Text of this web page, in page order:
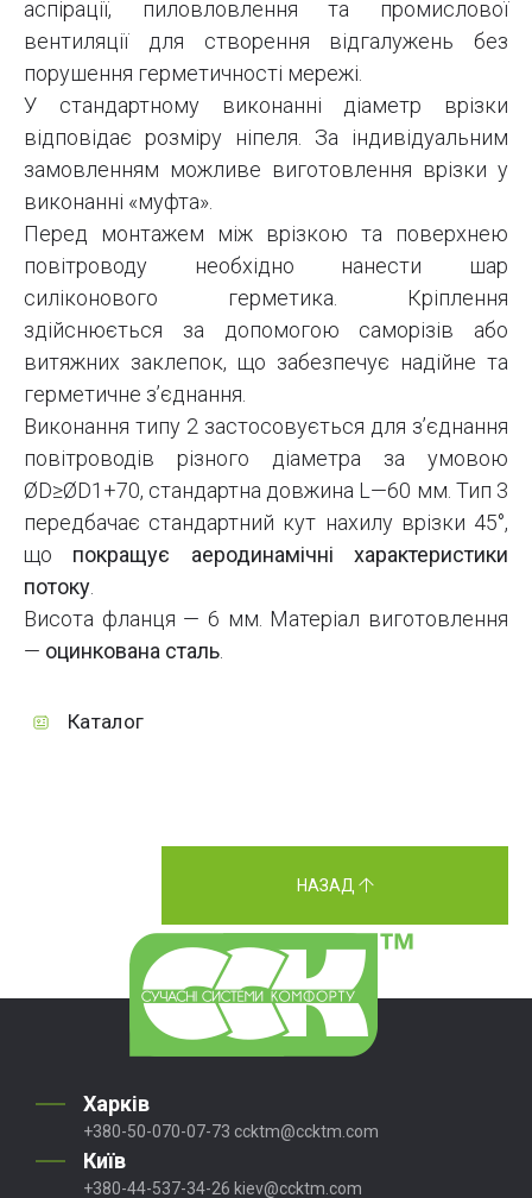
аспірації, пиловловлення та промислової
вентиляції для створення відгалужень без
порушення герметичності мережі.
У стандартному виконанні діаметр врізки
відповідає розміру ніпеля. За індивідуальним
замовленням можливе виготовлення врізки у
виконанні «муфта».
Перед монтажем між врізкою та поверхнею
повітроводу необхідно нанести шар
силіконового герметика. Кріплення
здійснюється за допомогою саморізів або
витяжних заклепок, що забезпечує надійне та
герметичне з’єднання.
Виконання типу 2 застосовується для з’єднання
повітроводів різного діаметра за умовою
ØD≥ØD1+70, стандартна довжина L—60 мм. Тип 3
передбачає стандартний кут нахилу врізки 45°,
що покращує аеродинамічні характеристики
потоку
Висота фланця — 6 мм. Матеріал виготовлення
— оцинкована сталь
Каталог
НАЗАД
Харків
+380-50-070-07-73 ccktm@ccktm.com
Київ
+380-44-537-34-26 kiev@ccktm.com